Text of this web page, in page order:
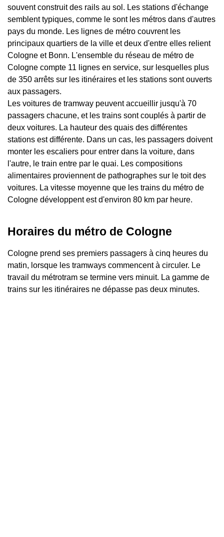
souvent construit des rails au sol. Les stations d'échange
semblent typiques, comme le sont les métros dans d'autres
pays du monde. Les lignes de métro couvrent les
principaux quartiers de la ville et deux d'entre elles relient
Cologne et Bonn. L'ensemble du réseau de métro de
Cologne compte 11 lignes en service, sur lesquelles plus
de 350 arrêts sur les itinéraires et les stations sont ouverts
aux passagers.
Les voitures de tramway peuvent accueillir jusqu'à 70
passagers chacune, et les trains sont couplés à partir de
deux voitures. La hauteur des quais des différentes
stations est différente. Dans un cas, les passagers doivent
monter les escaliers pour entrer dans la voiture, dans
l'autre, le train entre par le quai. Les compositions
alimentaires proviennent de pathographes sur le toit des
voitures. La vitesse moyenne que les trains du métro de
Cologne développent est d'environ 80 km par heure.
Horaires du métro de Cologne
Cologne prend ses premiers passagers à cinq heures du
matin, lorsque les tramways commencent à circuler. Le
travail du métrotram se termine vers minuit. La gamme de
trains sur les itinéraires ne dépasse pas deux minutes.